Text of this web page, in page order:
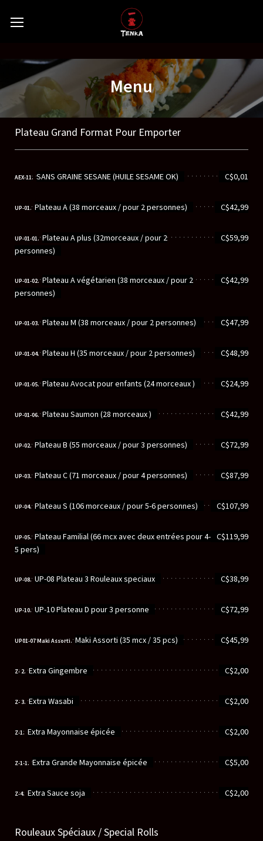
Menu
Plateau Grand Format Pour Emporter
AEX-11. C$0,01
SANS GRAINE SESANE (HUILE SESAME OK)
UP-01. C$42,99
Plateau A (38 morceaux / pour 2 personnes)
UP-01-01. C$59,99
Plateau A plus (32morceaux / pour 2
personnes)
UP-01-02. C$42,99
Plateau A végétarien (38 morceaux / pour 2
personnes)
UP-01-03. C$47,99
Plateau M ‭(‬38‭ ‬morceaux‭ / ‬pour 2‭ ‬personnes‭) ‬
UP-01-04. C$48,99
Plateau H (35 morceaux / pour 2 personnes)
UP-01-05. C$24,99
Plateau Avocat pour enfants (24 morceaux )
UP-01-06. C$42,99
Plateau Saumon (28 morceaux )
UP-02. C$72,99
Plateau B (55 morceaux / pour 3 personnes)
UP-03. C$87,99
Plateau C (71 morceaux / pour 4 personnes)
UP-04. C$107,99
Plateau S (106 morceaux / pour 5-6 personnes)
UP-05. C$119,99
Plateau Familial (66 mcx avec deux entrées pour 4-
5 pers)
UP-08. C$38,99
UP-08 Plateau 3 Rouleaux speciaux
UP-10. C$72,99
UP-10 Plateau D pour 3 personne
UP01-07 Maki Assorti. C$45,99
Maki Assorti (35 mcx / 35 pcs)
Z- 2. C$2,00
Extra Gingembre
Z- 3. C$2,00
Extra Wasabi
Z-1. C$2,00
Extra Mayonnaise épicée
Z-1-1. C$5,00
Extra Grande Mayonnaise épicée
Z-4. C$2,00
Extra Sauce soja
Rouleaux Spéciaux / Special Rolls